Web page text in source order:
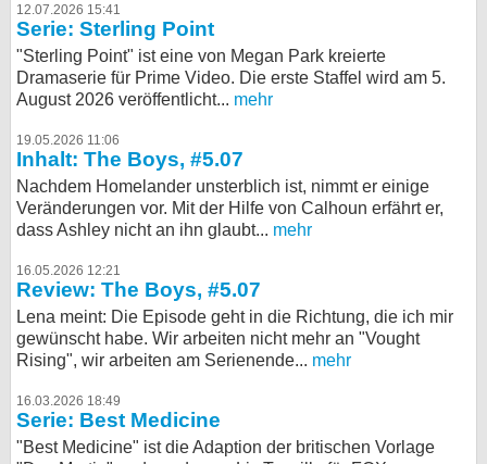
12.07.2026 15:41
Serie: Sterling Point
"Sterling Point" ist eine von Megan Park kreierte
Dramaserie für Prime Video. Die erste Staffel wird am 5.
August 2026 veröffentlicht... mehr
19.05.2026 11:06
Inhalt: The Boys, #5.07
Nachdem Homelander unsterblich ist, nimmt er einige
Veränderungen vor. Mit der Hilfe von Calhoun erfährt er,
dass Ashley nicht an ihn glaubt... mehr
16.05.2026 12:21
Review: The Boys, #5.07
Lena meint: Die Episode geht in die Richtung, die ich mir
gewünscht habe. Wir arbeiten nicht mehr an "Vought
Rising", wir arbeiten am Serienende... mehr
16.03.2026 18:49
Serie: Best Medicine
"Best Medicine" ist die Adaption der britischen Vorlage